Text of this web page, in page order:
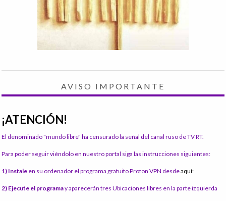
AVISO IMPORTANTE
¡ATENCIÓN!
El denominado "mundo libre" ha censurado la señal del canal ruso de TV RT.
Para poder seguir viéndolo en nuestro portal siga las instrucciones siguientes:
1) Instale en su ordenador el programa gratuito Proton VPN desdeaquí:
2) Ejecute el programay aparecerán tres Ubicaciones libres en la parte izquierda